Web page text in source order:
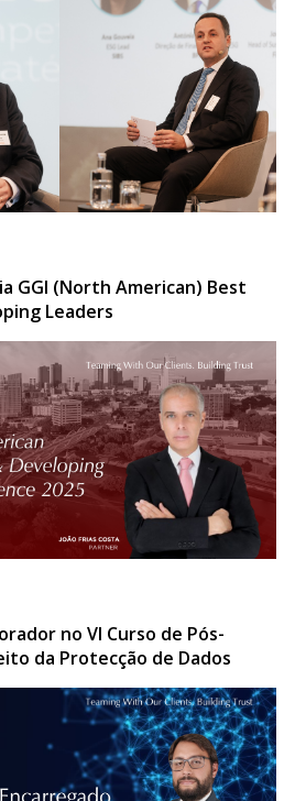
GGI (North American) Best
Leaders
no VI Curso de Pós-
da Protecção de Dados